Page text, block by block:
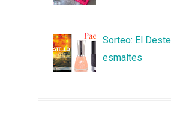
Sorteo: El
esmaltes